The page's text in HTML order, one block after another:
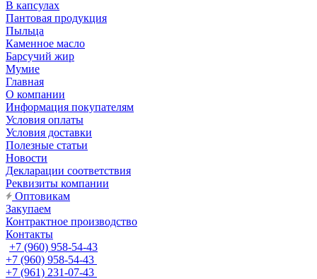
В капсулах
Пантовая продукция
Пыльца
Каменное масло
Барсучий жир
Мумие
Главная
О компании
Информация покупателям
Условия оплаты
Условия доставки
Полезные статьи
Новости
Декларации соответствия
Реквизиты компании
Оптовикам
Закупаем
Контрактное производство
Контакты
+7 (960) 958-54-43
+7 (960) 958-54-43
+7 (961) 231-07-43